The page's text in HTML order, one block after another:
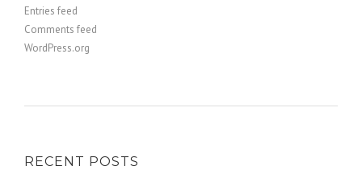
Entries feed
Comments feed
WordPress.org
RECENT POSTS